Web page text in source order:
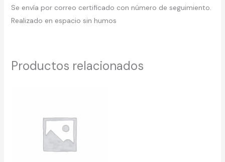
Se envía por correo certificado con número de seguimiento.
Realizado en espacio sin humos
Productos relacionados